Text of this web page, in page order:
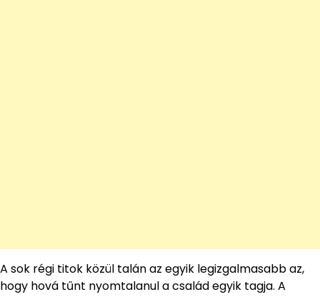
A sok régi titok közül talán az egyik legizgalmasabb az,
hogy hová tűnt nyomtalanul a család egyik tagja. A